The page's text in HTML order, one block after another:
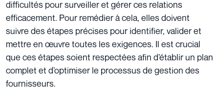
difficultés pour surveiller et gérer ces relations
efficacement. Pour remédier à cela, elles doivent
suivre des étapes précises pour identifier, valider et
mettre en œuvre toutes les exigences. Il est crucial
que ces étapes soient respectées afin d’établir un plan
complet et d’optimiser le processus de gestion des
fournisseurs.